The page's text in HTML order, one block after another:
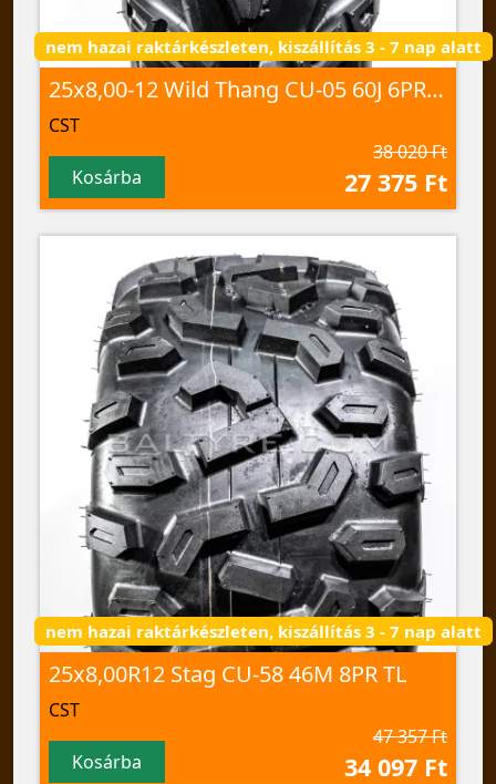
nem hazai raktárkészleten, kiszállítás 3 - 7 nap alatt
25x8,00-12 Wild Thang CU-05 60J 6PR TL
CST
Kosárba
38 020 Ft
27 375 Ft
nem hazai raktárkészleten, kiszállítás 3 - 7 nap alatt
25x8,00R12 Stag CU-58 46M 8PR TL
CST
Kosárba
47 357 Ft
34 097 Ft